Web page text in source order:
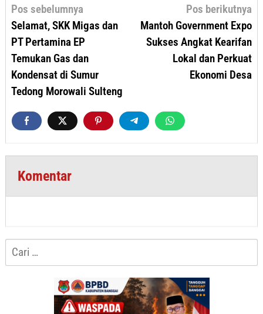
Navigasi
pos
Pos sebelumnya
Selamat, SKK Migas dan
PT Pertamina EP
Temukan Gas dan
Kondensat di Sumur
Tedong Morowali Sulteng
Pos berikutnya
Mantoh Government Expo
Sukses Angkat Kearifan
Lokal dan Perkuat
Ekonomi Desa
Komentar
Cari
untuk: